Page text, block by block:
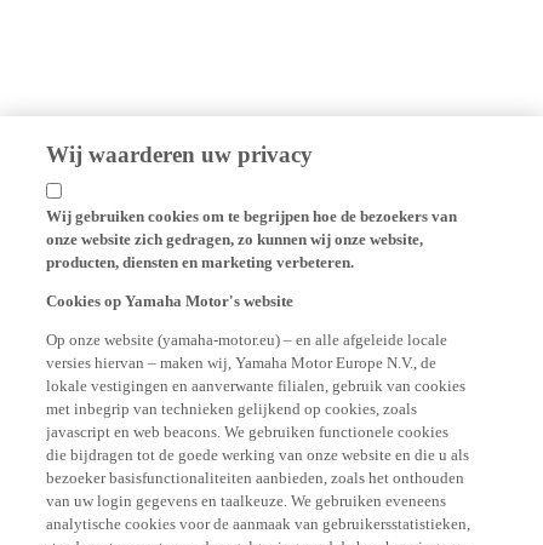
Wij waarderen uw privacy
Wij gebruiken cookies om te begrijpen hoe de bezoekers van
onze website zich gedragen, zo kunnen wij onze website,
producten, diensten en marketing verbeteren.
Cookies op Yamaha Motor's website
Op onze website (yamaha-motor.eu) – en alle afgeleide locale
versies hiervan – maken wij, Yamaha Motor Europe N.V., de
lokale vestigingen en aanverwante filialen, gebruik van cookies
met inbegrip van technieken gelijkend op cookies, zoals
javascript en web beacons. We gebruiken functionele cookies
die bijdragen tot de goede werking van onze website en die u als
bezoeker basisfunctionaliteiten aanbieden, zoals het onthouden
van uw login gegevens en taalkeuze. We gebruiken eveneens
analytische cookies voor de aanmaak van gebruikersstatistieken,
steeds met respect voor de regelgeving rond de bescherming van